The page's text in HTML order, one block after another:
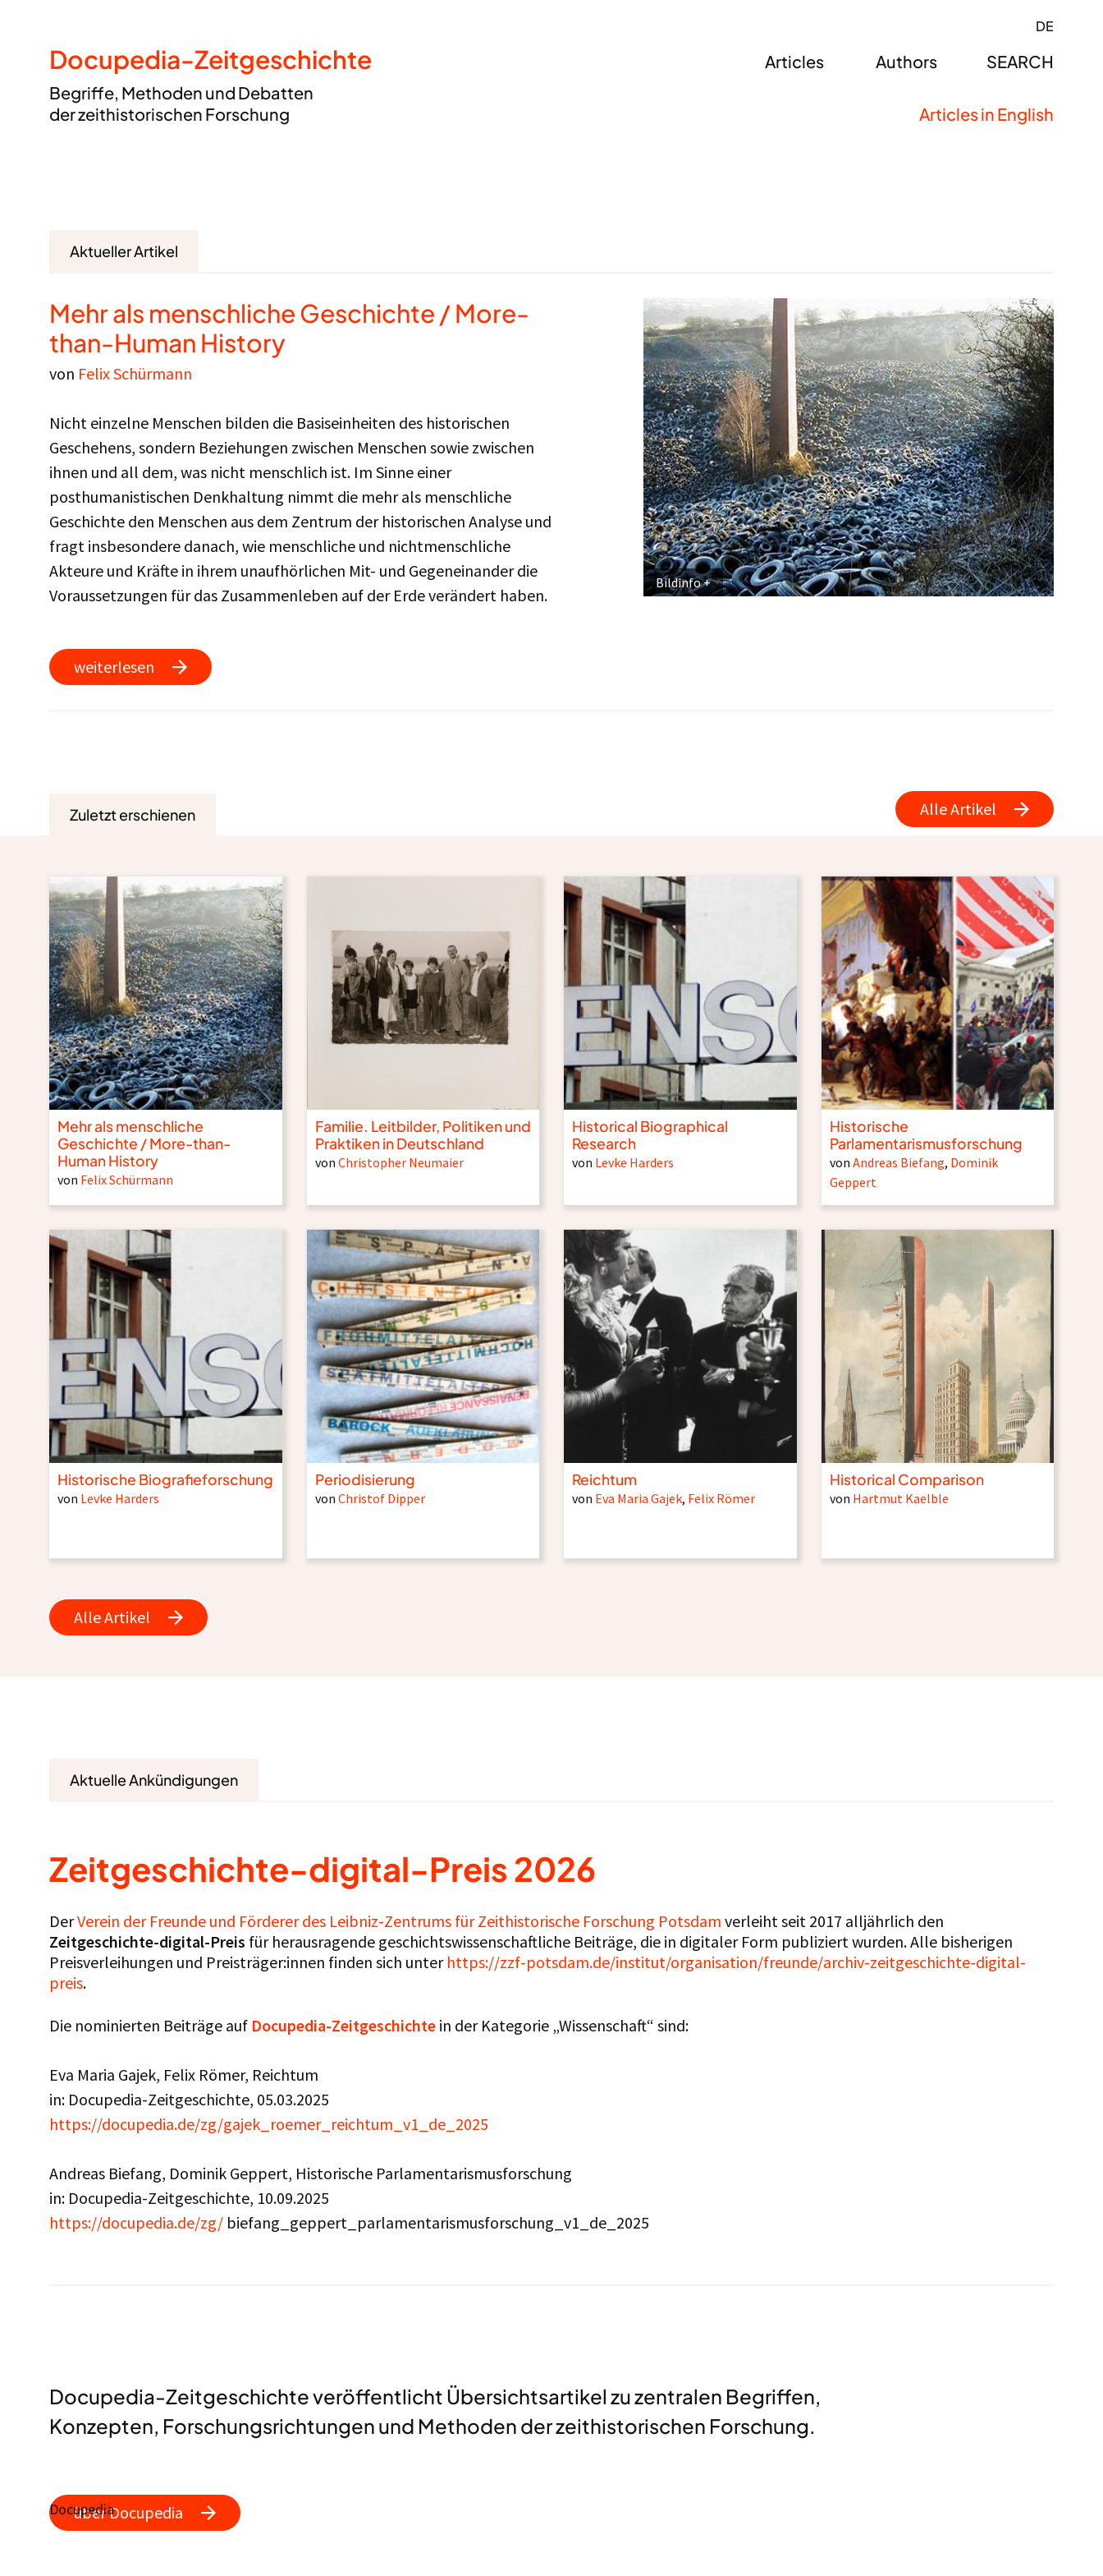
Docupedia-Zeitgeschichte
Begriffe, Methoden und Debatten
der zeithistorischen Forschung
SEARCH
Articles Authors
DE
Articles in English
Aktueller Artikel
Mehr als menschliche Geschichte / More-
than-Human History
von Felix Schürmann
Nicht einzelne Menschen bilden die Basiseinheiten des historischen
Geschehens, sondern Beziehungen zwischen Menschen sowie zwischen
ihnen und all dem, was nicht menschlich ist. Im Sinne einer
posthumanistischen Denkhaltung nimmt die mehr als menschliche
Geschichte den Menschen aus dem Zentrum der historischen Analyse und
fragt insbesondere danach, wie menschliche und nichtmenschliche
Akteure und Kräfte in ihrem unaufhörlichen Mit- und Gegeneinander die
Voraussetzungen für das Zusammenleben auf der Erde verändert haben.
weiterlesen
Bildinfo
Zuletzt erschienen Alle Artikel
Mehr als menschliche
Geschichte / More-than-
Human History
von Felix Schürmann
Familie. Leitbilder, Politiken und
Praktiken in Deutschland
von Christopher Neumaier
Historical Biographical
Research
von Levke Harders
Historische
Parlamentarismusforschung
von Andreas Biefang, Dominik
Geppert
Historische Biografieforschung
von Levke Harders
Periodisierung
von Christof Dipper
Reichtum
von Eva Maria Gajek, Felix Römer
Historical Comparison
von Hartmut Kaelble
Alle Artikel
Aktuelle Ankündigungen
Zeitgeschichte-digital-Preis 2026
DerVerein der Freunde und Förderer des Leibniz-Zentrums für Zeithistorische Forschung Potsdam verleiht seit 2017 alljährlich den
Zeitgeschichte-digital-Preis für herausragende geschichtswissenschaftliche Beiträge, die in digitaler Form publiziert wurden. Alle bisherigen
Preisverleihungen und Preisträger:innen finden sich unter https://zzf-potsdam.de/institut/organisation/freunde/archiv-zeitgeschichte-digital-
preis.
Die nominierten Beiträge auf Docupedia-Zeitgeschichte in der Kategorie „Wissenschaft“ sind:
Eva Maria Gajek, Felix Römer, Reichtum
in: Docupedia-Zeitgeschichte, 05.03.2025
https://docupedia.de/zg/gajek_roemer_reichtum_v1_de_2025
Andreas Biefang, Dominik Geppert, Historische Parlamentarismusforschung
in: Docupedia-Zeitgeschichte, 10.09.2025
https://docupedia.de/zg/ biefang_geppert_parlamentarismusforschung_v1_de_2025
Docupedia-Zeitgeschichte veröffentlicht Übersichtsartikel zu zentralen Begriffen,
Konzepten, Forschungsrichtungen und Methoden der zeithistorischen Forschung.
über Docupedia
Docupedia